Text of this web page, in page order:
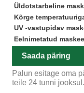
Üldotstarbeline
Kõrge
UV -vastupidav
Eelnimetatud
Saada päring
Palun esitage oma
teile 24 tunni jooksul.